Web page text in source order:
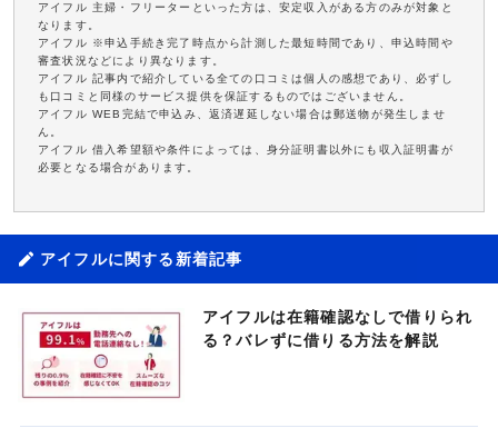
アイフル 主婦・フリーターといった方は、安定収入がある方のみが対象と
なります。
アイフル ※申込手続き完了時点から計測した最短時間であり、申込時間や
審査状況などにより異なります。
アイフル 記事内で紹介している全ての口コミは個人の感想であり、必ずし
も口コミと同様のサービス提供を保証するものではございません。
アイフル WEB完結で申込み、返済遅延しない場合は郵送物が発生しませ
ん。
アイフル 借入希望額や条件によっては、身分証明書以外にも収入証明書が
必要となる場合があります。
アイフルに関する新着記事
アイフルは在籍確認なしで借りられ
る？バレずに借りる方法を解説